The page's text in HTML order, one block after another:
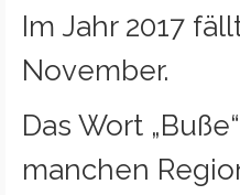
Im Jahr 2017
November.
Das Wort
manchen